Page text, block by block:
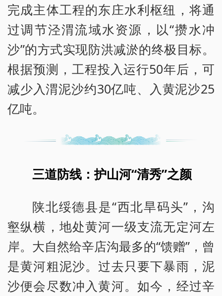
完成主体工程的东庄水利枢纽，将通
过调节泾渭流域水资源，以“攒水冲
沙”的方式实现防洪减淤的终极目标。
根据预测，工程投入运行50年后，可
减少入渭泥沙约30亿吨、入黄泥沙25
亿吨。
三道防线：护山河“清秀”之颜
陕北绥德县是“西北旱码头”，沟
壑纵横，地处黄河一级支流无定河左
岸。大自然给辛店沟最多的“馈赠”，曾
是黄河粗泥沙。过去只要下暴雨，泥
沙便会尽数冲入黄河。如今，经过辛